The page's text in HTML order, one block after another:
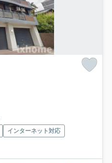
インターネット対応